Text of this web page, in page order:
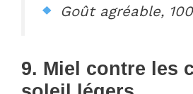
Goût agréable,
9. Miel contre les